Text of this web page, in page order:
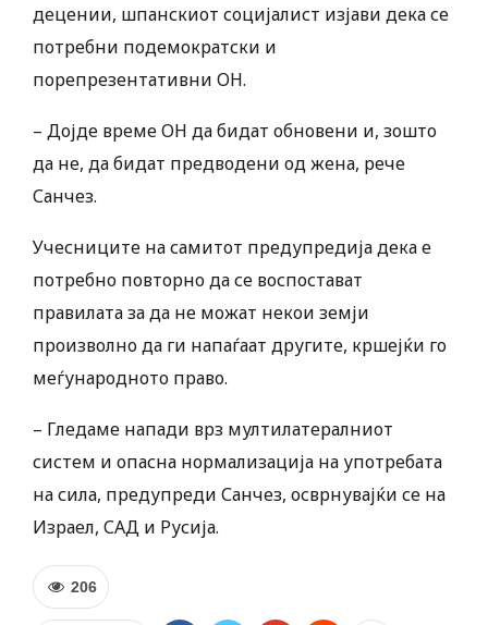
децении, шпанскиот социјалист изјави дека се
потребни подемократски и
порепрезентативни ОН.
– Дојде време ОН да бидат обновени и, зошто
да не, да бидат предводени од жена, рече
Санчез.
Учесниците на самитот предупредија дека е
потребно повторно да се воспостават
правилата за да не можат некои земји
произволно да ги напаѓаат другите, кршејќи го
меѓународното право.
– Гледаме напади врз мултилатералниот
систем и опасна нормализација на употребата
на сила, предупреди Санчез, осврнувајќи се на
Израел, САД и Русија.
206